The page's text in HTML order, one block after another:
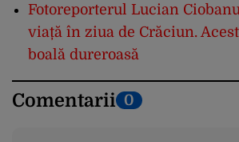
Fotoreporterul Lucian
viață în ziua de Crăciun.
boală dureroasă
Comentarii 0